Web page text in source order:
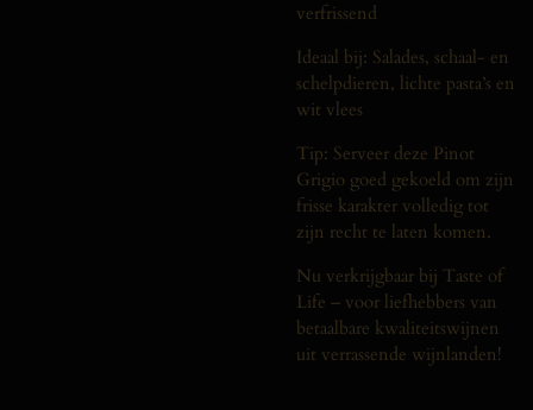
verfrissend
Ideaal bij: Salades, schaal- en
schelpdieren, lichte pasta’s en
wit vlees
Tip: Serveer deze Pinot
Grigio goed gekoeld om zijn
frisse karakter volledig tot
zijn recht te laten komen.
Nu verkrijgbaar bij Taste of
Life – voor liefhebbers van
betaalbare kwaliteitswijnen
uit verrassende wijnlanden!